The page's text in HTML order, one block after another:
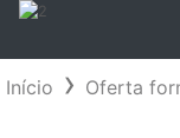
Início Oferta